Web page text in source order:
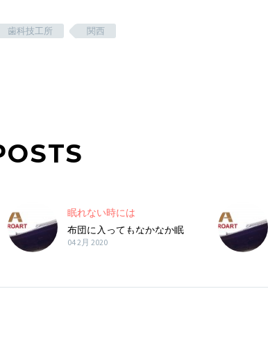
歯科技工所 関西
眠れない時には
布団に入ってもなかなか眠
れない時ってあり…
04 2月 2020